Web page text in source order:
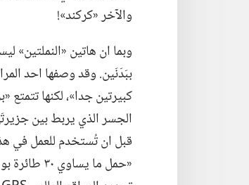
والآخر «كركند»!‏
ببَدَنَين.‏ وقد وصفها احد
الجسر الذي يربط بين
قبل ان تُستخدم للعمل في